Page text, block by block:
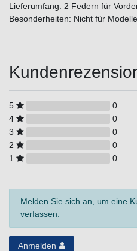
Lieferumfang: 2 Federn für
Besonderheiten: Nicht für
5
0
4
0
3
0
2
0
1
0
Melden Sie sich an, um eine
verfassen.
Anmelden